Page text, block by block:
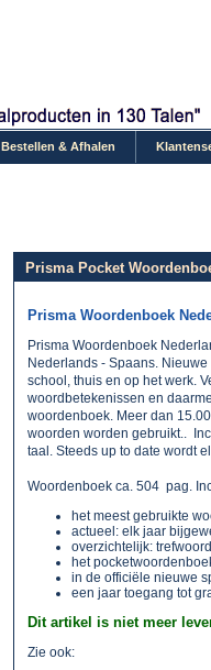
Bestellen & Afhalen
Prisma Pocket
Prisma Woordenboek
Prisma Woordenboek
Nederlands - Spaans.
school, thuis en op het werk.
woordbetekenissen en
woordenboek. Meer dan
woorden worden gebruikt..
taal. Steeds up to date wordt
Woordenboek ca. 504 pag.
het meest gebruikte
actueel: elk jaar
overzichtelijk:
het
in de officiële nieuwe
een jaar toegang tot
Dit artikel is niet meer
Zie ook: